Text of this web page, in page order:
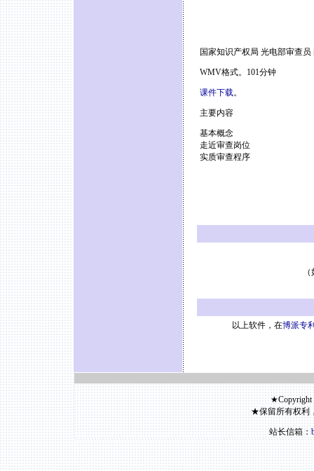
国家知识产权局 光电部审查员
WMV格式。101分钟
课件下载。
主要内容
基本概念
走近审查岗位
实质审查程序
以上软件，在博派专
★Copyright
★保留所有权利
站长信箱：